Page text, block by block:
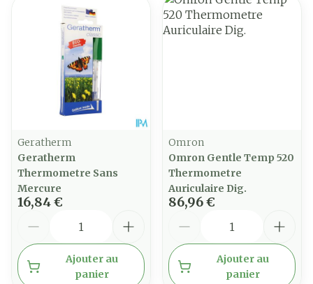
Geratherm
Geratherm
Thermometre Sans
Mercure
16,84 €
Ajouter au
panier
Omron
Omron Gentle Temp 520
Thermometre
Auriculaire Dig.
86,96 €
Ajouter au
panier